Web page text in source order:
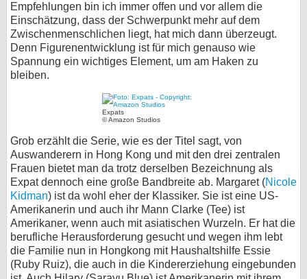
Empfehlungen bin ich immer offen und vor allem die
Einschätzung, dass der Schwerpunkt mehr auf dem
Zwischenmenschlichen liegt, hat mich dann überzeugt.
Denn Figurenentwicklung ist für mich genauso wie
Spannung ein wichtiges Element, um am Haken zu
bleiben.
Expats
© Amazon Studios
Grob erzählt die Serie, wie es der Titel sagt, von
Auswanderern in Hong Kong und mit den drei zentralen
Frauen bietet man da trotz derselben Bezeichnung als
Expat dennoch eine große Bandbreite ab. Margaret (Nicole
Kidman) ist da wohl eher der Klassiker. Sie ist eine US-
Amerikanerin und auch ihr Mann Clarke (Tee) ist
Amerikaner, wenn auch mit asiatischen Wurzeln. Er hat die
berufliche Herausforderung gesucht und wegen ihm lebt
die Familie nun in Hongkong mit Haushaltshilfe Essie
(Ruby Ruiz), die auch in die Kindererziehung eingebunden
Kontakt
Nutzungsbedingungen
Cookie-Einstellungen
Impressum
Desktop-Ansicht
myFanbase